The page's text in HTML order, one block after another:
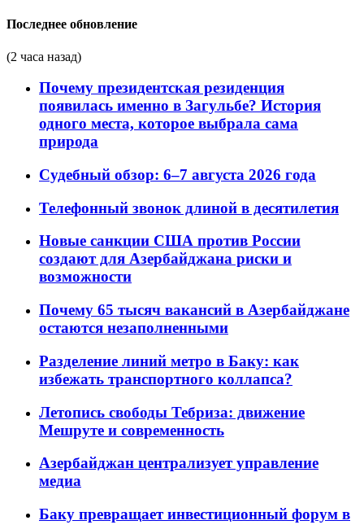
Последнее обновление
(2 часа назад)
Почему президентская резиденция
появилась именно в Загульбе? История
одного места, которое выбрала сама
природа
Судебный обзор: 6–7 августа 2026 года
Телефонный звонок длиной в десятилетия
Новые санкции США против России
создают для Азербайджана риски и
возможности
Почему 65 тысяч вакансий в Азербайджане
остаются незаполненными
Разделение линий метро в Баку: как
избежать транспортного коллапса?
Летопись свободы Тебриза: движение
Мешруте и современность
Азербайджан централизует управление
медиа
Баку превращает инвестиционный форум в